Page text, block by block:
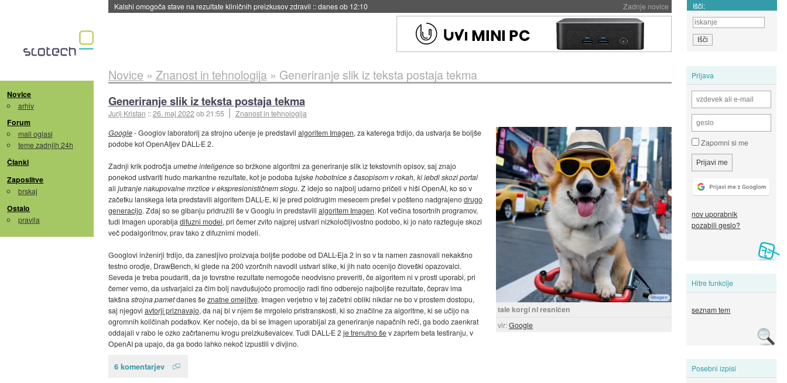
Zadnje novice
Sandisk že prodal več kot polovico SSD-jev za naslednji dve leti::danes ob 11:37 Išči:
Novice
arhiv
Forum
mali oglasi
teme zadnjih 24h
Članki
Zaposlitve
brskaj
Ostalo
pravila
Prijava
Zapomni si me
nov uporabnik
pozabili geslo?
Hitre funkcije
seznam tem
Posebni izpisi
Novice » Znanost in tehnologija» Generiranje slik iz teksta postaja tekma
Generiranje slik iz teksta postaja tekma
Jurij Kristan ::26. maj 2022ob 21:55 Znanost in tehnologija
tale korgi ni resničen
vir:Google
Google- Googlov laboratorij za strojno učenje je predstavil algoritem Imagen, za katerega trdijo, da ustvarja še boljše
podobe kot OpenAIjev DALL-E 2.
Zadnji krik področja umetne inteligence so bržkone algoritmi za generiranje slik iz tekstovnih opisov, saj znajo
ponekod ustvariti hudo markantne rezultate, kot je podoba tujske hobotnice s časopisom v rokah, ki lebdi skozi portal
ali jutranje nakupovalne mrzlice v ekspresionističnem slogu. Z idejo so najbolj udarno pričeli v hiši OpenAI, ko so v
začetku lanskega leta predstavili algoritem DALL-E, ki je pred poldrugim mesecem prešel v pošteno nadgrajenodrugo
generacijo. Zdaj so se gibanju pridružili še v Googlu in predstavili algoritem Imagen. Kot večina tosortnih programov,
tudi Imagen uporablja difuzni model, pri čemer zvito najprej ustvari nizkoločljivostno podobo, ki jo nato razteguje skozi
več podalgoritmov, prav tako z difuznimi modeli.
Googlovi inženirji trdijo, da zanesljivo proizvaja boljše podobe od DALL-Eja 2 in so v ta namen zasnovali nekakšno
testno orodje, DrawBench, ki glede na 200 vzorčnih navodil ustvari slike, ki jih nato ocenijo človeški opazovalci.
Seveda je treba poudariti, da je tovrstne rezultate nemogoče neodvisno preveriti, če algoritem ni v prosti uporabi, pri
čemer vemo, da ustvarjalci za čim bolj navdušujočo promocijo radi fino odberejo najboljše rezultate, čeprav ima
takšna strojna pametdanes šeznatne omejitve. Imagen verjetno v tej začetni obliki nikdar ne bo v prostem dostopu,
saj njegovi avtorji priznavajo, da naj bi v njem še mrgolelo pristranskosti, ki so značilne za algoritme, ki se učijo na
ogromnih količinah podatkov. Ker nočejo, da bi se Imagen uporabljal za generiranje napačnih reči, ga bodo zaenkrat
oddajali v rabo le ozko začrtanemu krogu preizkuševalcev. Tudi DALL-E 2je trenutno šev zaprtem beta testiranju, v
OpenAI pa upajo, da ga bodo lahko nekoč izpustili v divjino.
6 komentarjev